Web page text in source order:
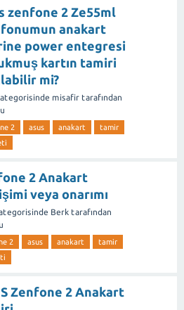
zenfone 2 Ze55ml
anakart
power entegresi
kartın tamiri
mi?
misafir tarafından
2 asus anakart
tamir
2 Anakart
veya onarımı
Berk tarafından
2 asus anakart
tamir
Zenfone 2 Anakart